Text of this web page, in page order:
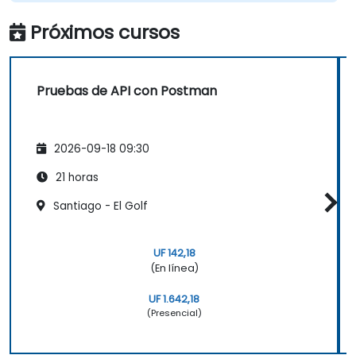
Próximos cursos
Pruebas de API con Postman
2026-09-18 09:30
21 horas
Santiago - El Golf
UF 142,18
(En línea)
UF 1.642,18
(Presencial)